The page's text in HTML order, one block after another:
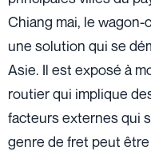
Chiang mai, le
une solution qui se
Asie. Il est exposé à
routier qui implique
facteurs externes qui
genre de fret peut